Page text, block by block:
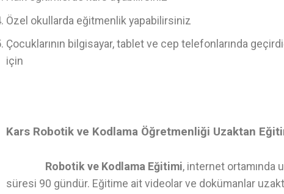
Özel okullarda eğitmenlik yapabilirsiniz
Çocuklarının bilgisayar, tablet ve cep telefonlarında
için
Kars Robotik ve Kodlama Öğretmenliği Uzaktan
Robotik ve Kodlama Eğitimi, internet ortamında
süresi 90 gündür. Eğitime ait videolar ve dokümanlar